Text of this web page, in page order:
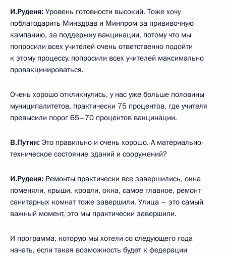
И.Руденя: Уровень готовности высокий. Тоже хочу
поблагодарить Минздрав и Минпром за прививочную
кампанию, за поддержку вакцинации, потому что мы
попросили всех учителей очень ответственно подойти
к этому процессу, попросили всех учителей максимально
провакцинироваться.
Очень хорошо откликнулись, у нас уже больше половины
муниципалитетов, практически 75 процентов, где учителя
превысили порог 65–70 процентов вакцинации.
В.Путин: Это правильно и очень хорошо. А материально-
техническое состояние зданий и сооружений?
И.Руденя: Ремонты практически все завершились, окна
поменяли, крыши, кровли, окна, самое главное, ремонт
санитарных комнат тоже завершили. Улица – это самый
важный момент, это мы практически завершили.
И программа, которую мы хотели со следующего года
начать, если такая возможность будет к федерации